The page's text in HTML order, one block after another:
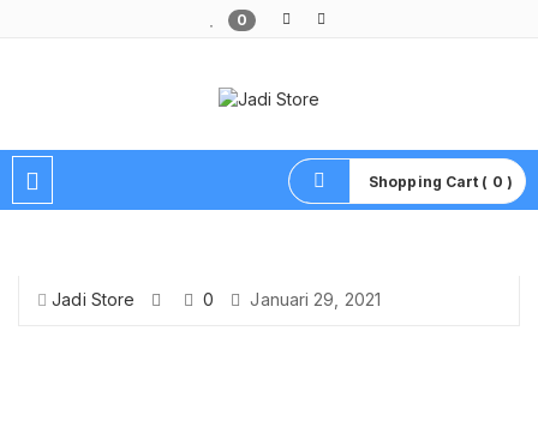
0
Shopping Cart ( 0 )
Jadi Store 0 Januari 29, 2021